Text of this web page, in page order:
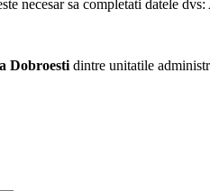
necesar sa completati datele
Dobroesti dintre unitatile